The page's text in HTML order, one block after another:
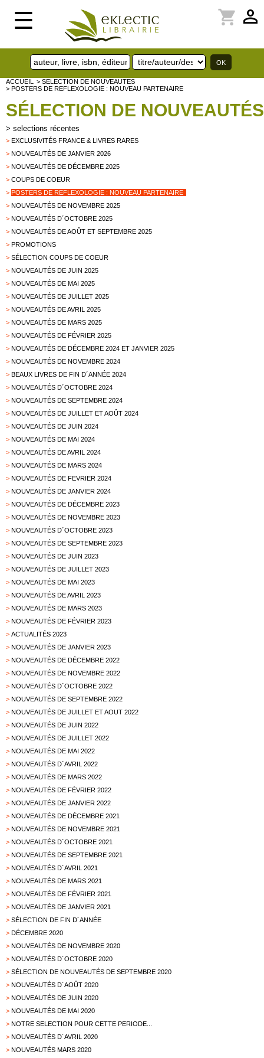
☰ perm_identity
shopping_cart
ACCUEIL
> SELECTION DE NOUVEAUTES
> POSTERS DE REFLEXOLOGIE : NOUVEAU PARTENAIRE
SÉLECTION DE NOUVEAUTÉS
> selections récentes
> EXCLUSIVITÉS FRANCE & LIVRES RARES
> NOUVEAUTÉS DE JANVIER 2026
> NOUVEAUTÉS DE DÉCEMBRE 2025
> COUPS DE COEUR
> POSTERS DE REFLEXOLOGIE : NOUVEAU PARTENAIRE
> NOUVEAUTÉS DE NOVEMBRE 2025
> NOUVEAUTÉS D´OCTOBRE 2025
> NOUVEAUTÉS DE AOÛT ET SEPTEMBRE 2025
> PROMOTIONS
> SÉLECTION COUPS DE COEUR
> NOUVEAUTÉS DE JUIN 2025
> NOUVEAUTÉS DE MAI 2025
> NOUVEAUTÉS DE JUILLET 2025
> NOUVEAUTÉS DE AVRIL 2025
> NOUVEAUTÉS DE MARS 2025
> NOUVEAUTÉS DE FÉVRIER 2025
> NOUVEAUTÉS DE DÉCEMBRE 2024 ET JANVIER 2025
> NOUVEAUTÉS DE NOVEMBRE 2024
> BEAUX LIVRES DE FIN D´ANNÉE 2024
> NOUVEAUTÉS D´OCTOBRE 2024
> NOUVEAUTÉS DE SEPTEMBRE 2024
> NOUVEAUTÉS DE JUILLET ET AOÛT 2024
> NOUVEAUTÉS DE JUIN 2024
> NOUVEAUTÉS DE MAI 2024
> NOUVEAUTÉS DE AVRIL 2024
> NOUVEAUTÉS DE MARS 2024
> NOUVEAUTÉS DE FEVRIER 2024
> NOUVEAUTÉS DE JANVIER 2024
> NOUVEAUTÉS DE DÉCEMBRE 2023
> NOUVEAUTÉS DE NOVEMBRE 2023
> NOUVEAUTÉS D´OCTOBRE 2023
> NOUVEAUTÉS DE SEPTEMBRE 2023
> NOUVEAUTÉS DE JUIN 2023
> NOUVEAUTÉS DE JUILLET 2023
> NOUVEAUTÉS DE MAI 2023
> NOUVEAUTÉS DE AVRIL 2023
> NOUVEAUTÉS DE MARS 2023
> NOUVEAUTÉS DE FÉVRIER 2023
> ACTUALITÉS 2023
> NOUVEAUTÉS DE JANVIER 2023
> NOUVEAUTÉS DE DÉCEMBRE 2022
> NOUVEAUTÉS DE NOVEMBRE 2022
> NOUVEAUTÉS D´OCTOBRE 2022
> NOUVEAUTÉS DE SEPTEMBRE 2022
> NOUVEAUTÉS DE JUILLET ET AOUT 2022
> NOUVEAUTÉS DE JUIN 2022
> NOUVEAUTÉS DE JUILLET 2022
> NOUVEAUTÉS DE MAI 2022
> NOUVEAUTÉS D´AVRIL 2022
> NOUVEAUTÉS DE MARS 2022
> NOUVEAUTÉS DE FÉVRIER 2022
> NOUVEAUTÉS DE JANVIER 2022
> NOUVEAUTÉS DE DÉCEMBRE 2021
> NOUVEAUTÉS DE NOVEMBRE 2021
> NOUVEAUTÉS D´OCTOBRE 2021
> NOUVEAUTÉS DE SEPTEMBRE 2021
> NOUVEAUTÉS D´AVRIL 2021
> NOUVEAUTÉS DE MARS 2021
> NOUVEAUTÉS DE FÉVRIER 2021
> NOUVEAUTÉS DE JANVIER 2021
> SÉLECTION DE FIN D´ANNÉE
> DÉCEMBRE 2020
> NOUVEAUTÉS DE NOVEMBRE 2020
> NOUVEAUTÉS D´OCTOBRE 2020
> SÉLECTION DE NOUVEAUTÉS DE SEPTEMBRE 2020
> NOUVEAUTÉS D´AOÛT 2020
> NOUVEAUTÉS DE JUIN 2020
> NOUVEAUTÉS DE MAI 2020
> NOTRE SELECTION POUR CETTE PERIODE...
> NOUVEAUTÉS D´AVRIL 2020
> NOUVEAUTÉS MARS 2020